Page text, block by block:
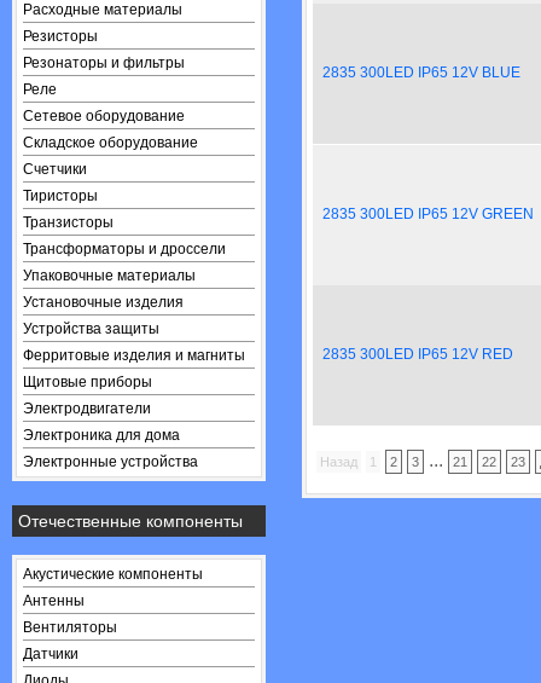
Расходные материалы
Резисторы
Резонаторы и фильтры
Реле
Сетевое оборудование
Складское оборудование
Счетчики
Тиристоры
Транзисторы
Трансформаторы и дроссели
Упаковочные материалы
Установочные изделия
Устройства защиты
Ферритовые изделия и магниты
Щитовые приборы
Электродвигатели
Электроника для дома
Электронные устройства
Отечественные компоненты
Акустические компоненты
Антенны
Вентиляторы
Датчики
2835 300LED IP65 12V BLUE
2835 300LED IP65 12V GREEN
2835 300LED IP65 12V RED
Назад 1 2 3 ... 21 22 23